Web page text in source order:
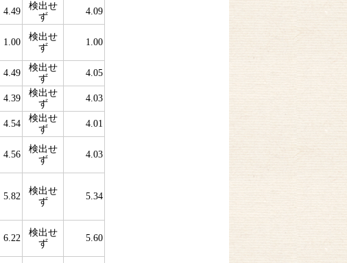
4.49
検出せ
ず
4.09
1.00
検出せ
ず
1.00
4.49
検出せ
ず
4.05
4.39
検出せ
ず
4.03
4.54
検出せ
ず
4.01
4.56
検出せ
ず
4.03
5.82
検出せ
ず
5.34
6.22
検出せ
ず
5.60